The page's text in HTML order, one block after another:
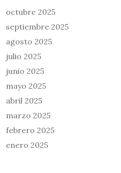
octubre 2025
septiembre 2025
agosto 2025
julio 2025
junio 2025
mayo 2025
abril 2025
marzo 2025
febrero 2025
enero 2025